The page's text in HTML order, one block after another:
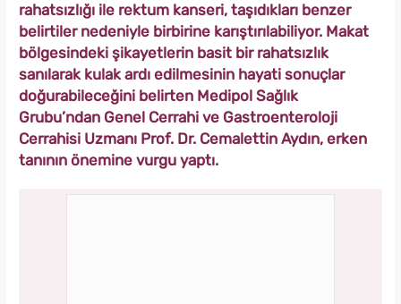
rahatsızlığı ile rektum kanseri, taşıdıkları benzer
belirtiler nedeniyle birbirine karıştırılabiliyor. Makat
bölgesindeki şikayetlerin basit bir rahatsızlık
sanılarak kulak ardı edilmesinin hayati sonuçlar
doğurabileceğini belirten Medipol Sağlık
Grubu’ndan Genel Cerrahi ve Gastroenteroloji
Cerrahisi Uzmanı Prof. Dr. Cemalettin Aydın, erken
tanının önemine vurgu yaptı.